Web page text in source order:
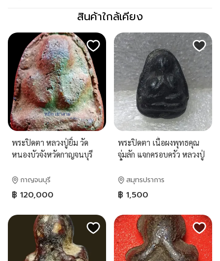
สินค้าใกล้เคียง
พระปิดตา หลวงปู่ยิ้ม วัด
หนองบัวจังหวัดกาญจนบุรี
กาญจนบุรี
฿ 120,000
พระปิดตา เนื้อผงพุทธคุณ
จุ่มลัก แจกครอบครัว หลวงปู่
สมุทรปราการ
฿ 1,500